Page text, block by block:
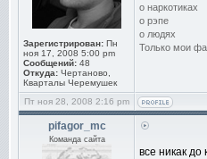
Зарегистрирован: Пн
ноя 17, 2008 5:00 pm
Сообщений: 48
Откуда: Чертаново,
Кварталы Черемушек
о наркотиках
о рэпе
о людях
Только мои
Пт ноя 28, 2008 2:16 pm
pifagor_mc
Команда сайта
все никак